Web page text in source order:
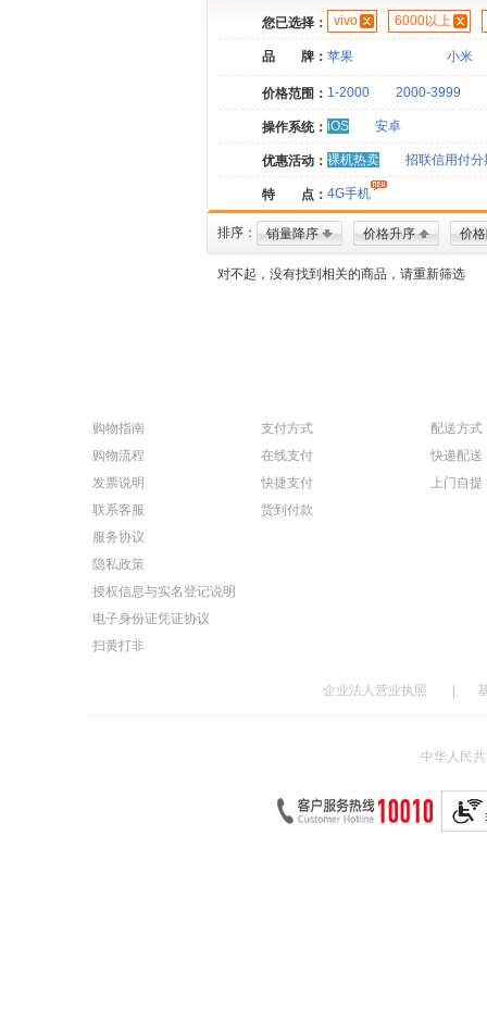
您已选择： vivo 6000以上
品 牌： 苹果 小米
价格范围： 1-2000 2000-3999
操作系统： iOS 安卓
优惠活动： 裸机热卖 招联信用付分
特 点： 4G手机
排序： 销量降序 价格升序 价
对不起，没有找到相关的商品，请重新筛选
购物指南
购物流程
发票说明
联系客服
服务协议
隐私政策
授权信息与实名登记说明
电子身份证凭证协议
扫黄打非
支付方式
在线支付
快捷支付
货到付款
配送方式
快递配送
上门自提
企业法人营业执照
中华人民